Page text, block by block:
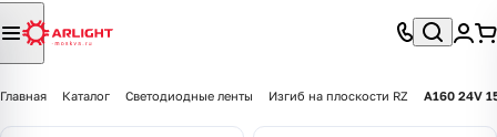
Главная Каталог Светодиодные ленты Изгиб на плоскости RZ A160 24V